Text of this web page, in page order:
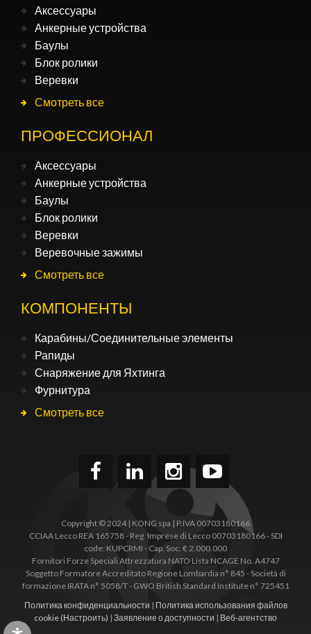
Аксессуары
Анкерные устройства
Баулы
Блок ролики
Веревки
Смотреть все
ПРОФЕССИОНАЛ
Аксессуары
Анкерные устройства
Баулы
Блок ролики
Веревки
Веревочные зажимы
Смотреть все
КОМПОНЕНТЫ
Карабины/Соединительные элементы
Рапиды
Снаряжение для Яхтинга
Фурнитура
Смотреть все
Copyright © 2024 | KONG spa | P.IVA 00703180166
CCIAA Lecco REA 165758 - Reg. Imprese di Lecco 00703180166 - SDI
code: KUPCRMI - Cap. Soc. € 2.000.000
Fornitori Forze Speciali Attrezzatura NATO Lista NCAGE No. A4747
Soggetto Formatore Accreditato Regione Lombardia n° 845 - Società di
formazione IRATA n° 5058/T - GWO British Standard Institute n° 725451
Политика конфиденциальности | Политика использования файлов
cookie (Настроить) | Заявление о доступности | Веб-агентство